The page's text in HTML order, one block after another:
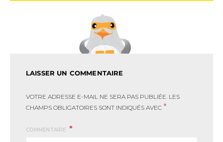
LAISSER UN COMMENTAIRE
VOTRE ADRESSE E-MAIL NE SERA PAS PUBLIÉE. LES
CHAMPS OBLIGATOIRES SONT INDIQUÉS AVEC *
COMMENTAIRE